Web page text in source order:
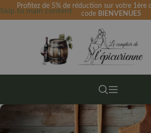
Skip to main content
Profitez de 5% de réduction sur votre 1ère
code BIENVENUE5